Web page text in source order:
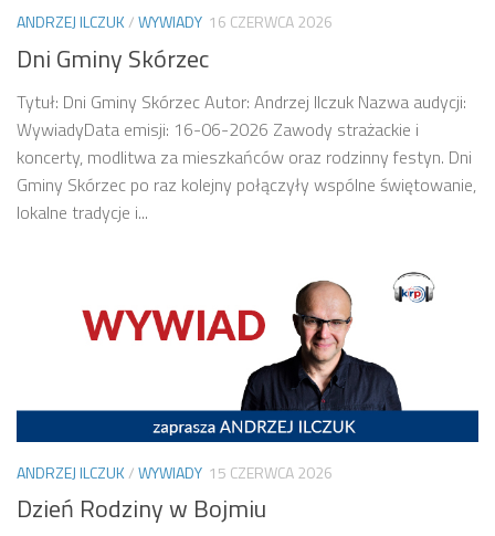
ANDRZEJ ILCZUK/WYWIADY 16 CZERWCA 2026
Dni Gminy Skórzec
Tytuł: Dni Gminy Skórzec Autor: Andrzej Ilczuk Nazwa audycji:
WywiadyData emisji: 16-06-2026 Zawody strażackie i
koncerty, modlitwa za mieszkańców oraz rodzinny festyn. Dni
Gminy Skórzec po raz kolejny połączyły wspólne świętowanie,
lokalne tradycje i...
ANDRZEJ ILCZUK/WYWIADY 15 CZERWCA 2026
Dzień Rodziny w Bojmiu